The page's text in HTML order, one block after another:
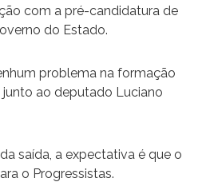
com a pré-candidatura de
do Estado.
problema na formação
ao deputado Luciano
saída, a expectativa é que o
o Progressistas.